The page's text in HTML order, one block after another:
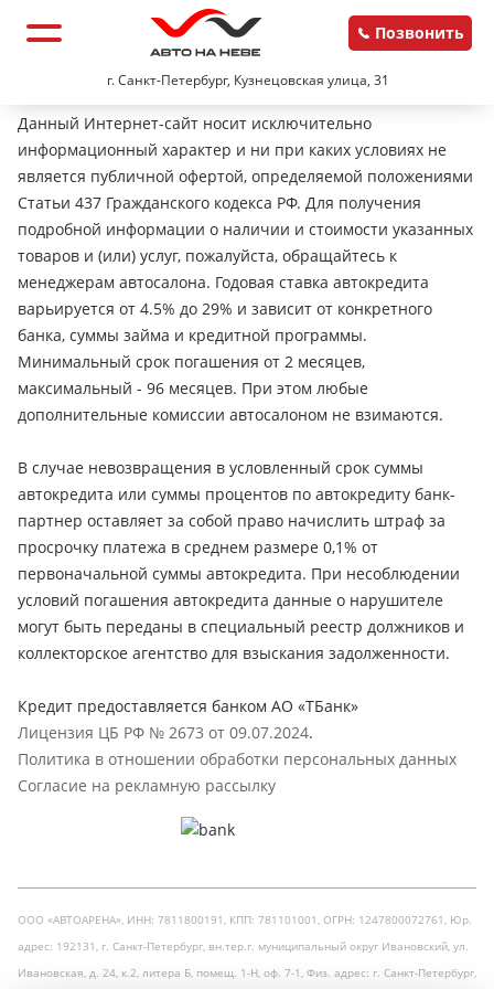
г. Санкт-Петербург, Кузнецовская улица, 31
Позвонить
Данный Интернет-сайт носит исключительно
информационный характер и ни при каких условиях не
является публичной офертой, определяемой положениями
Статьи 437 Гражданского кодекса РФ. Для получения
подробной информации о наличии и стоимости указанных
товаров и (или) услуг, пожалуйста, обращайтесь к
менеджерам автосалона. Годовая ставка автокредита
варьируется от 4.5% до 29% и зависит от конкретного
банка, суммы займа и кредитной программы.
Минимальный срок погашения от 2 месяцев,
максимальный - 96 месяцев. При этом любые
дополнительные комиссии автосалоном не взимаются.
В случае невозвращения в условленный срок суммы
автокредита или суммы процентов по автокредиту банк-
партнер оставляет за собой право начислить штраф за
просрочку платежа в среднем размере 0,1% от
первоначальной суммы автокредита. При несоблюдении
условий погашения автокредита данные о нарушителе
могут быть переданы в специальный реестр должников и
коллекторское агентство для взыскания задолженности.
Кредит предоставляется банком АО «ТБанк»
Лицензия ЦБ РФ № 2673 от 09.07.2024.
Политика в отношении обработки персональных данных
Согласие на рекламную рассылку
ООО «АВТОАРЕНА», ИНН: 7811800191, КПП: 781101001, ОГРН: 1247800072761, Юр.
адрес: 192131, г. Санкт-Петербург, вн.тер.г. муниципальный округ Ивановский, ул.
Ивановская, д. 24, к.2, литера Б, помещ. 1-Н, оф. 7-1, Физ. адрес: г. Санкт-Петербург,